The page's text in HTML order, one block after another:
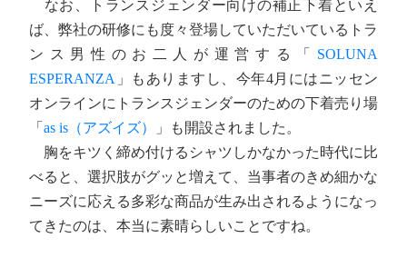
なお、トランスジェンダー向けの補正下着といえ
ば、弊社の研修にも度々登場していただいているトラ
ンス男性のお二人が運営する「 SOLUNA
ESPERANZA 」もありますし、今年4月にはニッセン
オンラインにトランスジェンダーのための下着売り場
「 as is（アズイズ）
」も開設されました。
胸をキツく締め付けるシャツしかなかった時代に比
べると、選択肢がグッと増えて、当事者のきめ細かな
ニーズに応える多彩な商品が生み出されるようになっ
てきたのは、本当に素晴らしいことですね。